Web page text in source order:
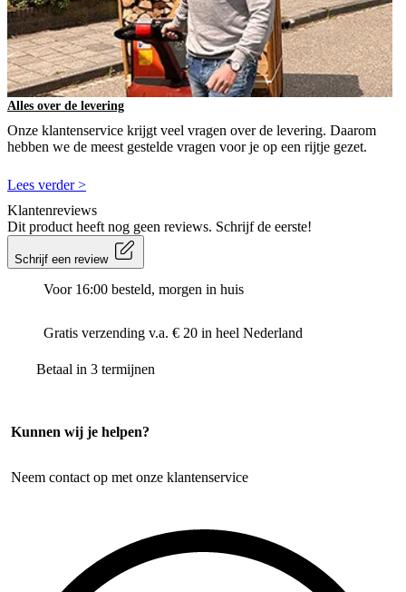
Alles over de levering
Onze klantenservice krijgt veel vragen over de levering. Daarom
hebben we de meest gestelde vragen voor je op een rijtje gezet.
Lees verder >
Klantenreviews
Dit product heeft nog geen reviews. Schrijf de eerste!
Schrijf een review
Voor 16:00 besteld, morgen in huis
Gratis verzending v.a. € 20 in heel Nederland
Betaal in 3 termijnen
Kunnen wij je helpen?
Neem contact op met onze klantenservice